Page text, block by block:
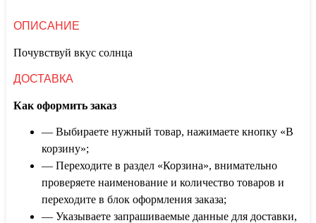
ОПИСАНИЕ
Почувствуй вкус солнца
ДОСТАВКА
Как оформить заказ
— Выбираете нужный товар, нажимаете кнопку «В
корзину»;
— Переходите в раздел «Корзина», внимательно
проверяете наименование и количество товаров и
переходите в блок оформления заказа;
— Указываете запрашиваемые данные для доставки,